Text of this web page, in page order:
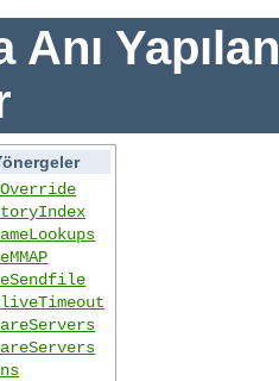
Anı